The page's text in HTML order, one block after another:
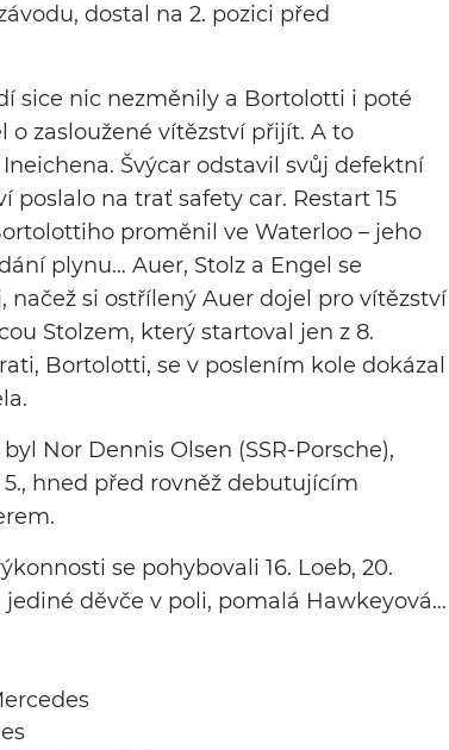
dostal na 2. pozici před
sice nic nezměnily a Bortolotti i poté
o zasloužené vítězství přijít. A to
Švýcar odstavil svůj defektní
na trať safety car. Restart 15
proměnil ve Waterloo – jeho
plynu… Auer, Stolz a Engel se
si ostřílený Auer dojel pro vítězství
Stolzem, který startoval jen z 8.
Bortolotti, se v poslením kole dokázal
Nor Dennis Olsen (SSR-Porsche),
hned před rovněž debutujícím
se pohybovali 16. Loeb, 20.
děvče v poli, pomalá Hawkeyová…